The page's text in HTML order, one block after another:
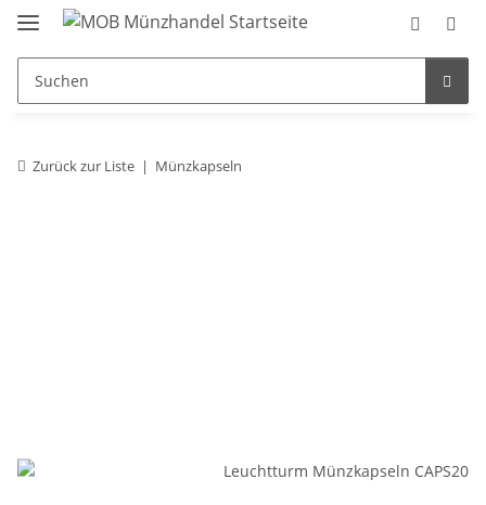
Zurück zur Liste Münzkapseln